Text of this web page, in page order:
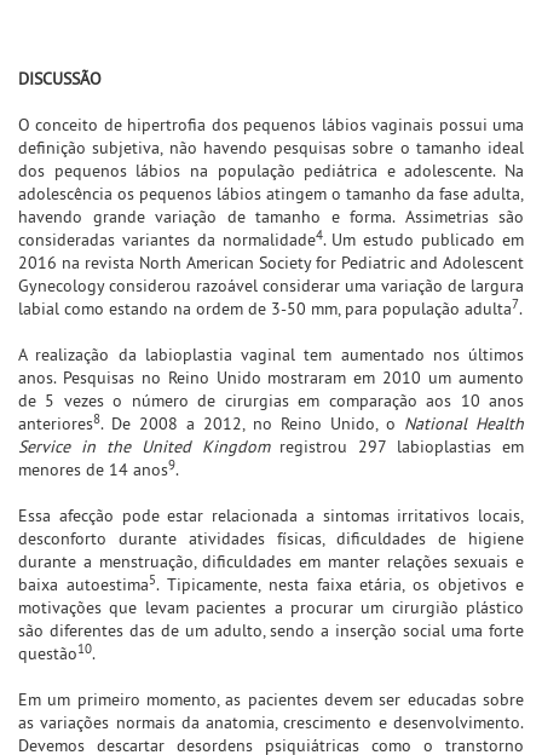
DISCUSSÃO
O conceito de hipertrofia dos pequenos lábios vaginais possui uma
definição subjetiva, não havendo pesquisas sobre o tamanho ideal
dos pequenos lábios na população pediátrica e adolescente. Na
adolescência os pequenos lábios atingem o tamanho da fase adulta,
havendo grande variação de tamanho e forma. Assimetrias são
consideradas variantes da normalidade4. Um estudo publicado em
2016 na revista North American Society for Pediatric and Adolescent
Gynecology considerou razoável considerar uma variação de largura
labial como estando na ordem de 3-50 mm, para população adulta7.
A realização da labioplastia vaginal tem aumentado nos últimos
anos. Pesquisas no Reino Unido mostraram em 2010 um aumento
de 5 vezes o número de cirurgias em comparação aos 10 anos
anteriores8. De 2008 a 2012, no Reino Unido, o National Health
Service in the United Kingdomregistrou 297 labioplastias em
menores de 14 anos9.
Essa afecção pode estar relacionada a sintomas irritativos locais,
desconforto durante atividades físicas, dificuldades de higiene
durante a menstruação, dificuldades em manter relações sexuais e
baixa autoestima5. Tipicamente, nesta faixa etária, os objetivos e
motivações que levam pacientes a procurar um cirurgião plástico
são diferentes das de um adulto, sendo a inserção social uma forte
questão10.
Em um primeiro momento, as pacientes devem ser educadas sobre
as variações normais da anatomia, crescimento e desenvolvimento.
Devemos descartar desordens psiquiátricas como o transtorno